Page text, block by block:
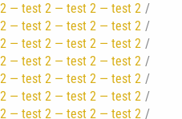
— test 2 — test 2 — test 2
— test 2 — test 2 — test 2
— test 2 — test 2 — test 2
— test 2 — test 2 — test 2
— test 2 — test 2 — test 2
— test 2 — test 2 — test 2
— test 2 — test 2 — test 2